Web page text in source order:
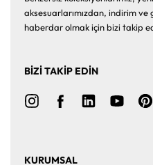
aksesuarlarımızdan, indirim ve
haberdar olmak için bizi takip
BİZİ TAKİP EDİN
KURUMSAL